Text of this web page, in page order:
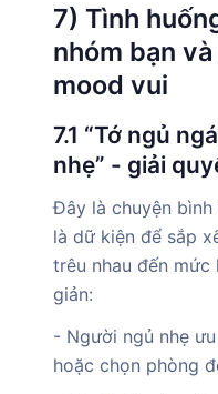
7) Tình
nhóm bạn
mood vui
7.1 “Tớ ngủ
nhẹ” - giải
Đây là chuyện
là dữ kiện để sắp
trêu nhau đến mức
giản:
- Người ngủ nhẹ
hoặc chọn phòng